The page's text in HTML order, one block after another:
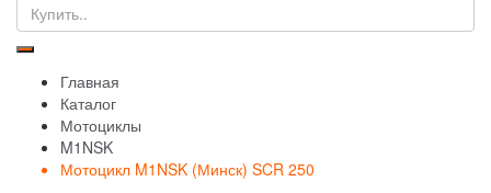
Главная
Каталог
Мотоциклы
M1NSK
Мотоцикл M1NSK (Минск) SCR 250